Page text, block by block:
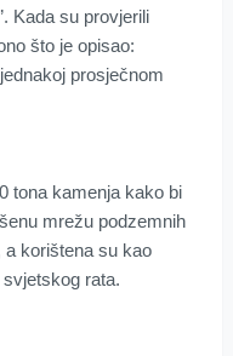
Kada su provjerili
što je opisao:
prosječnom
tona kamenja kako bi
mrežu podzemnih
a korištena su kao
rata.